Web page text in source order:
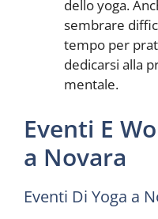
dello yoga.
sembrare
tempo per
dedicarsi alla
mentale.
Eventi E
a Novara
Eventi Di Yoga a